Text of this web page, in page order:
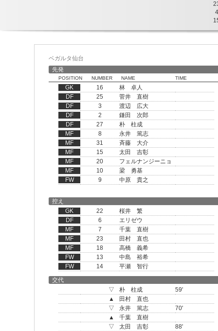
4
ベガルタ仙台
先発
POSITION NUMBER NAME TIME
GK 16
林 卓人
DF
25
菅井 直樹
DF
3
渡辺 広大
DF
2
鎌田 次郎
DF
27
朴 柱成
MF
8
永井 篤志
MF
31
斉藤 大介
MF
15
太田 吉彰
MF
20
フェルナンジーニョ
MF
10
梁 勇基
FW
9 中原 貴之
控え
GK
22
桜井 繁
DF
6
エリゼウ
MF
7
千葉 直樹
MF
23
田村 直也
MF
18
高橋 義希
FW
13
中島 裕希
FW
14
平瀬 智行
交代
▽
朴 柱成
59'
▲
田村 直也
▽
永井 篤志
70'
▲
千葉 直樹
▽
太田 吉彰
88'